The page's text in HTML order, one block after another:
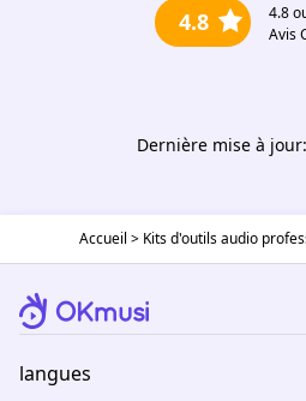
4.8 4.8
Avis
Dernière mise à
Accueil > Kits d'outils audio
langues